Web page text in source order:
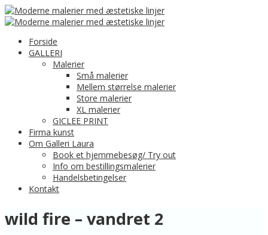
Forside
GALLERI
Malerier
Små malerier
Mellem størrelse malerier
Store malerier
XL malerier
GICLEE PRINT
Firma kunst
Om Galleri Laura
Book et hjemmebesøg/ Try out
Info om bestillingsmalerier
Handelsbetingelser
Kontakt
wild fire – vandret 2